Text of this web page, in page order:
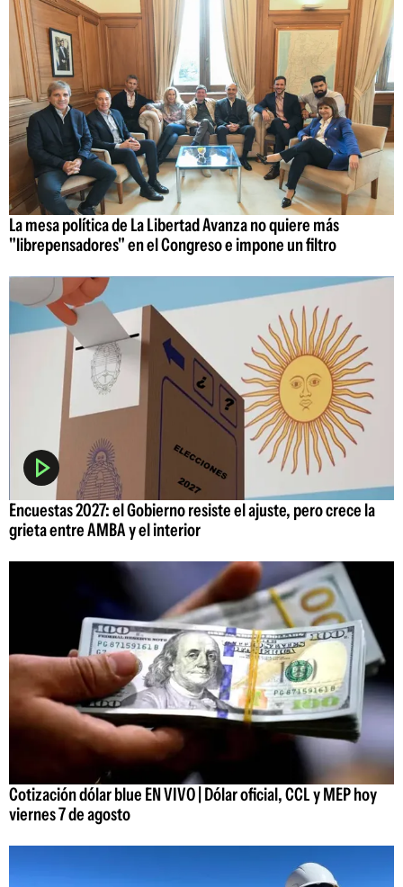
La mesa política de La Libertad Avanza no quiere más
"librepensadores" en el Congreso e impone un filtro
Encuestas 2027: el Gobierno resiste el ajuste, pero crece la
grieta entre AMBA y el interior
Cotización dólar blue EN VIVO | Dólar oficial, CCL y MEP hoy
viernes 7 de agosto